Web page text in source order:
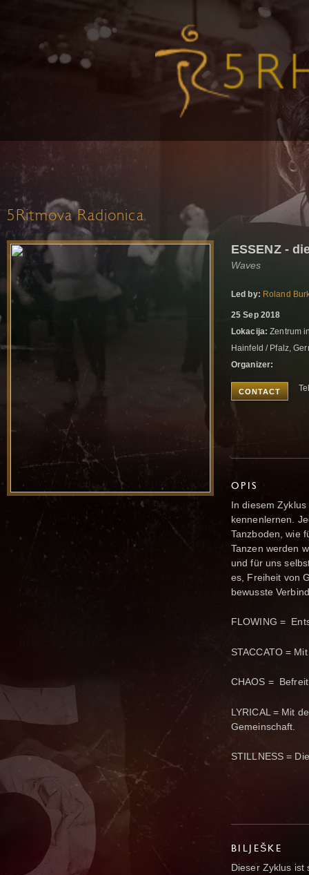
5Ritmova Radionica
ESSENZ -
Waves
Led by: Roland
25 Sep 2018
Lokacija: Zentrum
Hainfeld / Pfalz,
Organizer:
CONTACT
OPIS
In diesem
kennenlernen.
Tanzboden, wie
Tanzen werden
und für uns
es, Freiheit von
bewusste
FLOWING =
STACCATO =
CHAOS =
LYRICAL = Mit
Gemeinschaft.
STILLNESS =
BILJEŠKE
Dieser Zyklus ist